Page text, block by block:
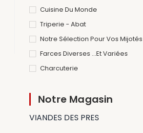
Cuisine Du Monde
Triperie - Abat
Notre Sélection Pour Vos Mijotés
Farces Diverses ...et Variées
Charcuterie
Notre Magasin
VIANDES DES PRES